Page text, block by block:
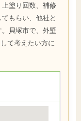
塗り回数、補修
もらい、他社と
貝塚市で、外壁
て考えたい方に